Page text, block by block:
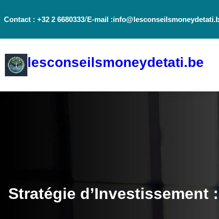
auContact : +32 2 6680333/E-mail
lesconseilsmoneydetati.be
Stratégie d’Investissement